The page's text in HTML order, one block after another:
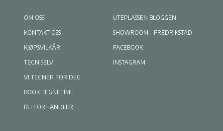
OM OSS
KONTAKT OSS
KJØPSVILKÅR
TEGN SELV
VI TEGNER FOR DEG
BOOK TEGNETIME
BLI FORHANDLER
UTEPLASSEN BLOGGEN
SHOWROOM - FREDRIKSTAD
FACEBOOK
INSTAGRAM